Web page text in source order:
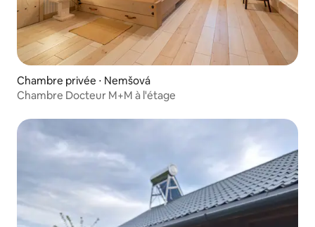
Chambre privée ⋅ Nemšová
Chambre Docteur M+M à l'étage